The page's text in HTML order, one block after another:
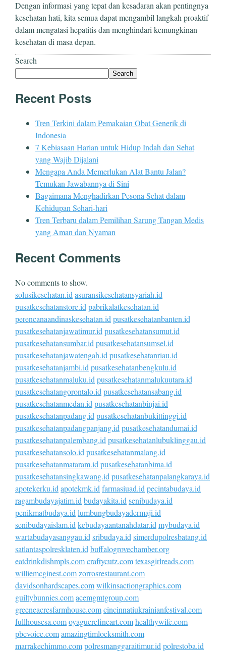
Dengan informasi yang tepat dan kesadaran akan pentingnya
kesehatan hati, kita semua dapat mengambil langkah proaktif
dalam mengatasi hepatitis dan menghindari kemungkinan
kesehatan di masa depan.
Search
Search
Recent Posts
Tren Terkini dalam Pemakaian Obat Generik di
Indonesia
7 Kebiasaan Harian untuk Hidup Indah dan Sehat
yang Wajib Dijalani
Mengapa Anda Memerlukan Alat Bantu Jalan?
Temukan Jawabannya di Sini
Bagaimana Menghadirkan Pesona Sehat dalam
Kehidupan Sehari-hari
Tren Terbaru dalam Pemilihan Sarung Tangan Medis
yang Aman dan Nyaman
Recent Comments
No comments to show.
solusikesehatan.id asuransikesehatansyariah.id
pusatkesehatanstore.id pabrikalatkesehatan.id
perencanaandinaskesehatan.id pusatkesehatanbanten.id
pusatkesehatanjawatimur.id pusatkesehatansumut.id
pusatkesehatansumbar.id pusatkesehatansumsel.id
pusatkesehatanjawatengah.id pusatkesehatanriau.id
pusatkesehatanjambi.id pusatkesehatanbengkulu.id
pusatkesehatanmaluku.id pusatkesehatanmalukuutara.id
pusatkesehatangorontalo.id pusatkesehatansabang.id
pusatkesehatanmedan.id pusatkesehatanbinjai.id
pusatkesehatanpadang.id pusatkesehatanbukittinggi.id
pusatkesehatanpadangpanjang.id pusatkesehatandumai.id
pusatkesehatanpalembang.id pusatkesehatanlubuklinggau.id
pusatkesehatansolo.id pusatkesehatanmalang.id
pusatkesehatanmataram.id pusatkesehatanbima.id
pusatkesehatansingkawang.id pusatkesehatanpalangkaraya.id
apotekerku.id apotekmk.id farmasiuad.id pecintabudaya.id
ragambudayajatim.id budayakita.id senibudaya.id
penikmatbudaya.id lumbungbudayadermaji.id
senibudayaislam.id kebudayaantanahdatar.id mybudaya.id
wartabudayasanggau.id sribudaya.id simerdupolresbatang.id
satlantaspolresklaten.id buffalogrovechamber.org
eatdrinkdishmpls.comcraftycutz.comtexasgirlreads.com
williemcginest.comzorrosrestaurant.com
davidsonhardscapes.comwilkinsactiongraphics.com
guiltybunnies.comacemgmtgroup.com
greeneacresfarmhouse.comcincinnatiukrainianfestival.com
fullhousesa.comoyaguerefineart.comhealthywife.com
pbcvoice.comamazingtimlocksmith.com
marrakechimmo.compolresmanggaraitimur.id polrestoba.id